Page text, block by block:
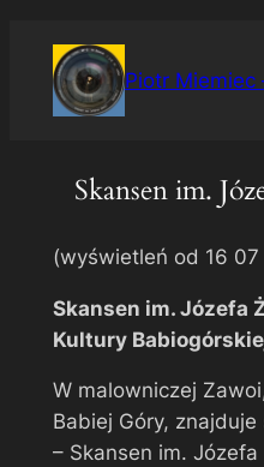
treści
Piotr Miemiec
Skansen im.
(wyświetleń od 16 07
Skansen im. Józefa
Kultury
W malowniczej
Babiej Góry,
– Skansen im.